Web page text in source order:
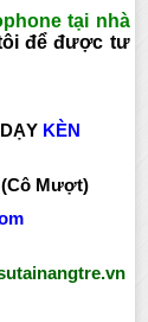
tại nhà
để được tư
KÈN
(Cô Mượt)